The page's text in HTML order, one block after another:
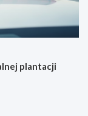
plantacji